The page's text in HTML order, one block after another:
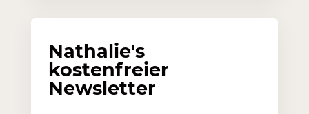
Nathalie's
kostenfreier
Newsletter